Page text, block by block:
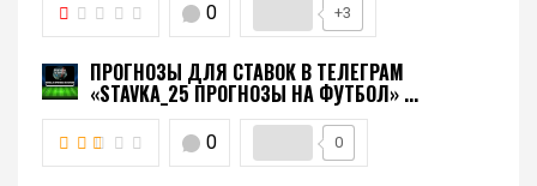
0 +3
ПРОГНОЗЫ ДЛЯ СТАВОК В ТЕЛЕГРАМ
«STAVKA_25 ПРОГНОЗЫ НА ФУТБОЛ» ...
0 0